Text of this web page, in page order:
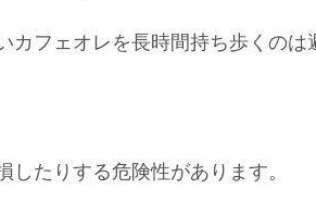
フェオレを長時間持ち歩くのは
たりする危険性があります。